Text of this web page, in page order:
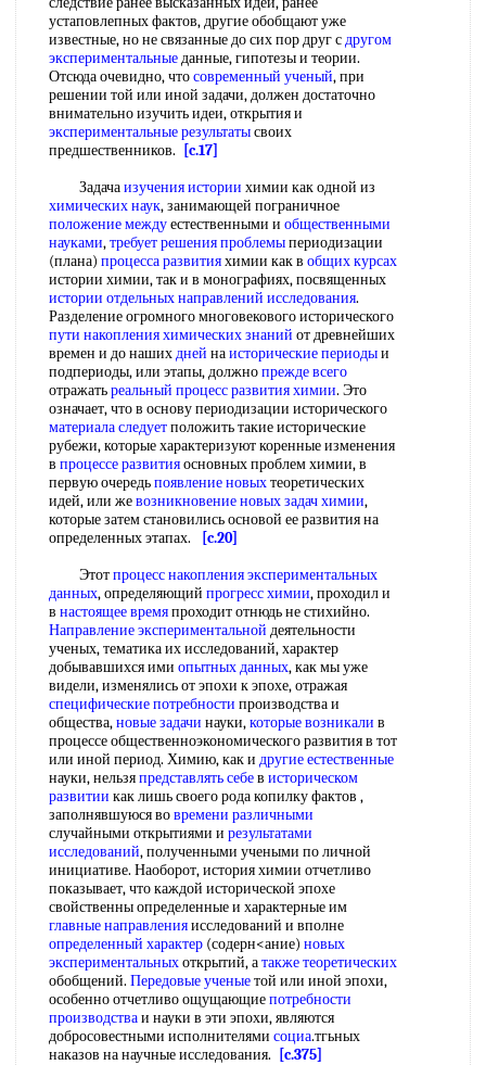
устаповлепных фактов, другие обобщают уже
известные, но не связанные до сих пор друг сдругом
экспериментальныеданные, гипотезы и теории.
Отсюда очевидно, чтосовременный ученый, при
решении той или иной задачи, должен достаточно
внимательно изучить идеи, открытия и
экспериментальные результатысвоих
предшественников.
[c.17]
Задачаизучения истории химии как одной из
химических наук, занимающей пограничное
положение междуестественными и общественными
науками,требует решения проблемыпериодизации
(плана) процесса развитияхимии как в общих курсах
истории химии, так и в монографиях, посвященных
истории отдельныхнаправлений исследования.
Разделение огромного многовекового исторического
пути накопленияхимических знаний от древнейших
времен и до нашихдней наисторические периодыи
подпериоды, или этапы, должнопрежде всего
отражатьреальный процессразвития химии. Это
означает, что в основу периодизации исторического
материала следуетположить такие исторические
рубежи, которые характеризуют коренные изменения
в процессе развитияосновных проблем химии, в
первую очередьпоявление новыхтеоретических
идей, или жевозникновение новыхзадач химии,
которые затем становились основой ее развития на
определенных этапах.
[c.20]
Этотпроцесс накопленияэкспериментальных
данных, определяющий прогресс химии, проходил и
в настоящее времяпроходит отнюдь не стихийно.
Направление экспериментальной деятельности
ученых, тематика их исследований, характер
добывавшихся ими опытных данных, как мы уже
видели, изменялись от эпохи к эпохе, отражая
специфические потребности производства и
общества,новые задачи науки,которые возникали в
процессе общественноэкономического развития в тот
или иной период. Химию, как и другие естественные
науки, нельзяпредставлять себев историческом
развитии как лишь своего рода копилку фактов ,
заполнявшуюся вовремени различными
случайными открытиями и результатами
исследований, полученными учеными по личной
инициативе. Наоборот, история химии отчетливо
показывает, что каждой исторической эпохе
свойственны определенные и характерные им
главные направленияисследований и вполне
определенный характер (содерн<ание) новых
экспериментальныхоткрытий, атакже теоретических
обобщений. Передовые ученыетой или иной эпохи,
особенно отчетливо ощущающиепотребности
производстваи науки в эти эпохи, являются
добросовестными исполнителями социа.тгьных
наказов на научные исследования.
[c.375]